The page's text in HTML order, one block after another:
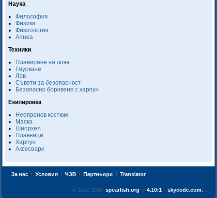
Наука
Философия
Физика
Физиология
Апнеа
Техники
Планиране на лова
Гмуркане
Лов
Съвети за безопасност
Безопасно боравене с харпун
Екипировка
Неопренов костюм
Маска
Шнорхел
Плавници
Харпун
Аксесоари
За нас | Условия | ЧЗВ | Партньори | Translator
© 2002-2014 spearfish.org v 4.10:1 skycode.com.